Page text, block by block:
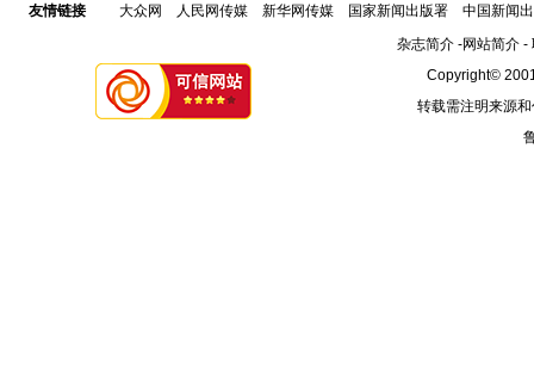
友情链接 大众网 人民网传媒 新华网传媒 国家新闻出版署
中国新闻
杂志简介-网站简介-
Copyright©
转载需注明来源